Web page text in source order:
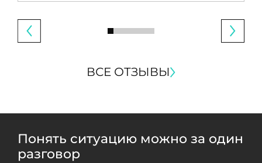
ВСЕ ОТЗЫВЫ
Понять ситуацию можно за один
разговор